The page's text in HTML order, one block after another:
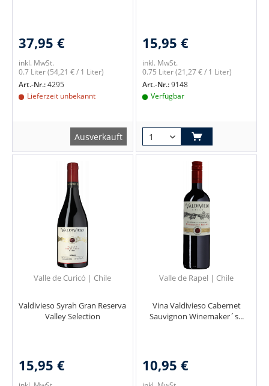
37,95 €
inkl. MwSt.
0.7 Liter(54,21 € / 1 Liter)
Art.-Nr.:4295
Lieferzeit unbekannt
Ausverkauft
15,95 €
inkl. MwSt.
0.75 Liter(21,27 € / 1 Liter)
Art.-Nr.:9148
Verfügbar
Valle de Curicó | Chile
Valdivieso Syrah Gran Reserva
Valley Selection
15,95 €
Valle de Rapel | Chile
Vina Valdivieso Cabernet
Sauvignon Winemaker´s...
10,95 €